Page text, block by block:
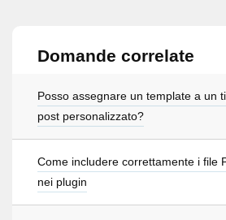
Domande correlate
Posso assegnare un template a un
post personalizzato?
Come includere correttamente i file
nei plugin